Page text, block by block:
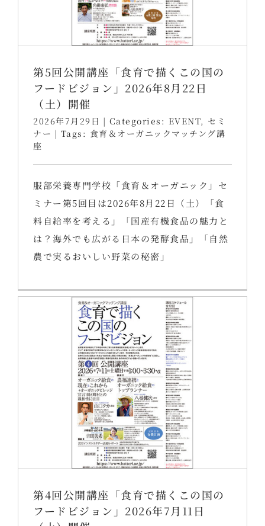
第5回公開講座「食育で描くこの国の
フードビジョン」2026年8月22日
（土）開催
2026年7月29日 | Categories: EVENT, セミ
ナー | Tags: 食育＆オーガニックマッチング講
座
服部栄養専門学校「食育＆オーガニック」セ
ミナー第5回目は2026年8月22日（土）「食
料自給率を考える」「国産有機食品の魅力と
は？海外でも広がる日本の発酵食品」「自然
農で実るおいしい野菜の秘密」
第4回公開講座「食育で描くこの国の
フードビジョン」2026年7月11日